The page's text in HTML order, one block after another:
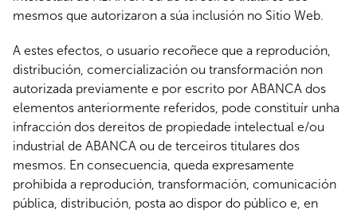
mesmos que autorizaron a súa inclusión no Sitio Web.
A estes efectos, o usuario recoñece que a reprodución,
distribución, comercialización ou transformación non
autorizada previamente e por escrito por ABANCA dos
elementos anteriormente referidos, pode constituír unha
infracción dos dereitos de propiedade intelectual e/ou
industrial de ABANCA ou de terceiros titulares dos
mesmos. En consecuencia, queda expresamente
prohibida a reprodución, transformación, comunicación
pública, distribución, posta ao dispor do público e, en